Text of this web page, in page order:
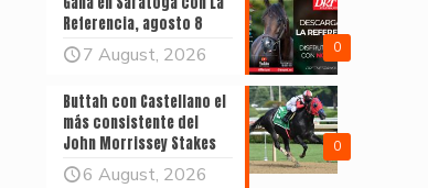
0
Referencia, agosto 8
7 August, 2026
0
Buttah con Castellano el
más consistente del
John Morrissey Stakes
6 August, 2026